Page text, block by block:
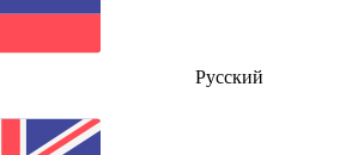
Русский